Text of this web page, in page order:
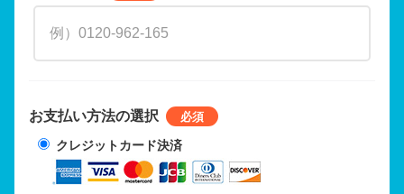
お支払い方法の選択
クレジットカード決済